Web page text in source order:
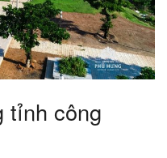
tỉnh công